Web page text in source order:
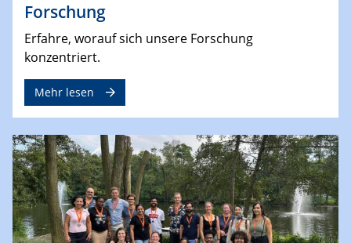
Forschung
Erfahre, worauf sich unsere Forschung
konzentriert.
Mehr lesen